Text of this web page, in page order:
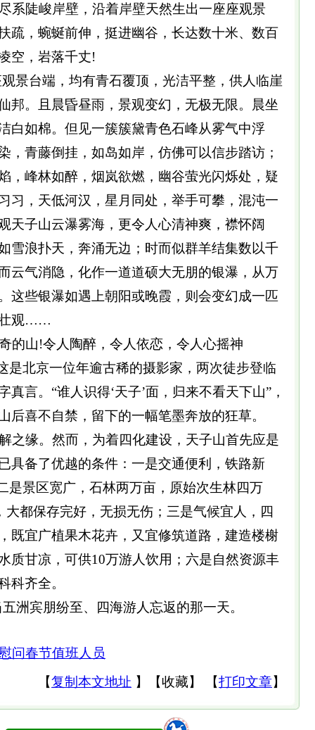
陡峻岸壁，沿着岸壁天然生出一座座观景
疏，蜿蜒前伸，挺进幽谷，长达数十米、数百
空，岩落千丈!
台端，均有青石覆顶，光洁平整，供人临崖
邦。且晨昏昼雨，景观变幻，无极无限。晨坐
白如棉。但见一簇簇黛青色石峰从雾气中浮
，青藤倒挂，如岛如岸，仿佛可以信步踏访；
，峰林如醉，烟岚欲燃，幽谷萤光闪烁处，疑
习，天低河汉，星月同处，举手可攀，混沌一
天子山云瀑雾海，更令人心清神爽，襟怀阔
雪浪扑天，奔涌无边；时而似群羊结集数以千
云气消隐，化作一道道硕大无朋的银瀑，从万
这些银瀑如遇上朝阳或晚霞，则会变幻成一匹
壮观……
山!令人陶醉，令人依恋，令人心摇神
是北京一位年逾古稀的摄影家，两次徒步登临
言。“谁人识得‘天子’面，归来不看天下山”，
后喜不自禁，留下的一幅笔墨奔放的狂草。
缘。然而，为着四化建设，天子山首先应是
具备了优越的条件：一是交通便利，铁路新
是景区宽广，石林两万亩，原始次生林四万
都保存完好，无损无伤；三是气候宜人，四
既宜广植果木花卉，又宜修筑道路，建造楼榭
质甘凉，可供10万游人饮用；六是自然资源丰
科齐全。
宾朋纷至、四海游人忘返的那一天。
问春节值班人员
【复制本文地址 】 【收藏】 【打印文章】